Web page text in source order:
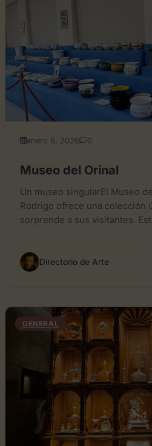
enero 6, 2026 0
Museo del Orinal
Un museo singularEl Museo
Rodrigo ofrece una colección
sorprende a sus visitantes.
Directorio de Arte
GENERAL